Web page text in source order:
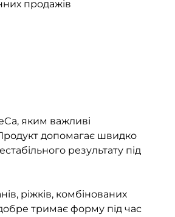
продажів
яким важливі
допомагає швидко
результату під
ріжків, комбінованих
тримає форму під час